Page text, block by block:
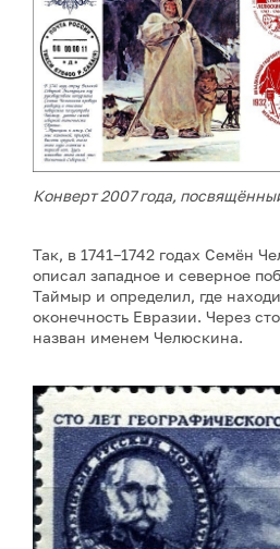
Конверт 2007 года,
Так, в 1741–1742 годах Семён
описал западное и северное
Таймыр и определил, где
оконечность Евразии. Через
назван именем Челюскина.